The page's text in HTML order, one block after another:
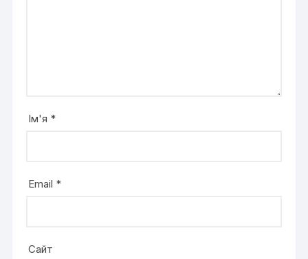
Ім'я *
Email *
Сайт